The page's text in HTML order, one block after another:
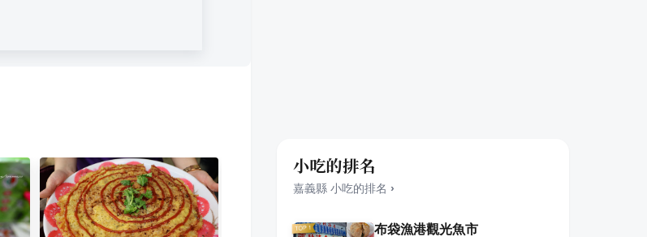
小吃的排名
嘉義縣 小吃的排名 ›
布袋漁港觀光魚市